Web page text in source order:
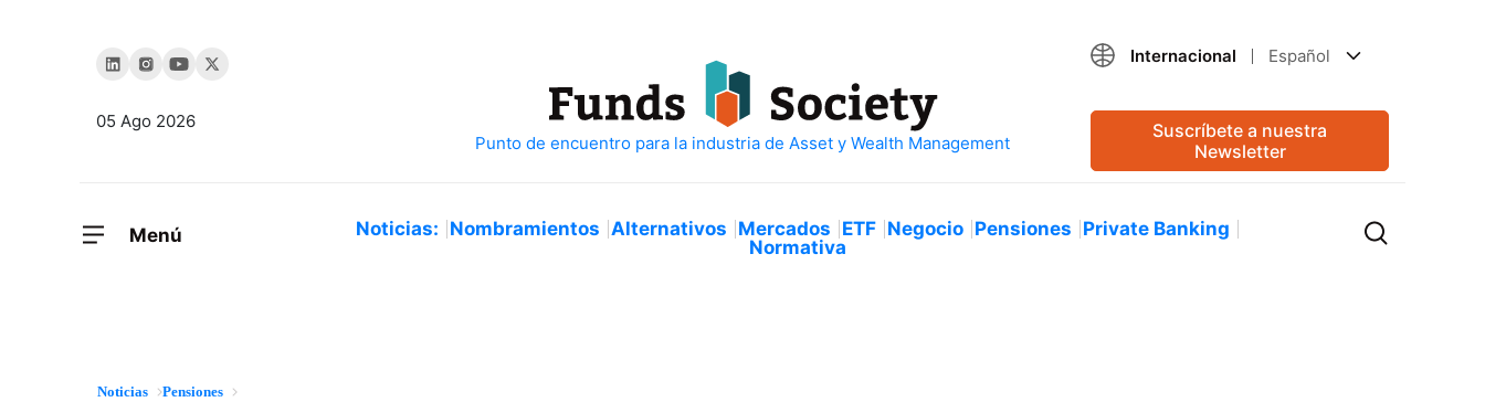
05 Ago 2026
Internacional Español
Suscríbete a nuestra
Newsletter
Menú Noticias: Nombramientos Alternativos Mercados ETF Negocio Pensiones Private Banking
Normativa
Noticias Pensiones